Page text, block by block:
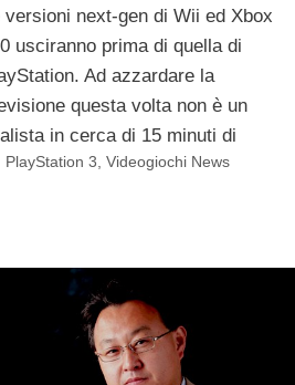
versioni next-gen di Wii ed Xbox
usciranno prima di quella di
Ad azzardare la
questa volta non è un
in cerca di 15 minuti di
Categorie
PlayStation 3 ,Videogiochi News